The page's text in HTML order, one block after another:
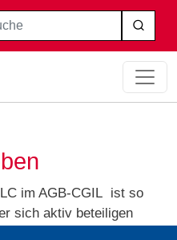
im AGB-CGIL ist so
sich aktiv beteiligen